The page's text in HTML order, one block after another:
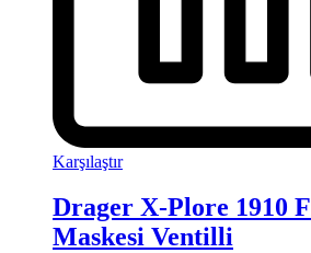
Karşılaştır
Drager X-Plore 1910
Maskesi Ventilli